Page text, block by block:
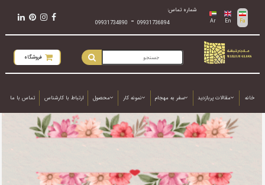
Fa
En
Ar
شماره تماس:
09931736894
-
09931734890
فروشگاه
خانه مقالات پربازدید سفر به مهجام نمونه کار محصول ارتباط با کارشناس تماس با ما